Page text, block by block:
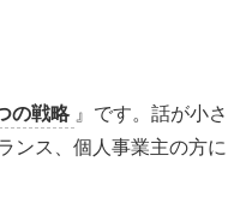
の戦略 』です。話が小さ
ンス、個人事業主の方に